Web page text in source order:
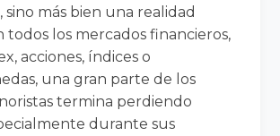
sino más bien una realidad
todos los mercados financieros,
acciones, índices o
una gran parte de los
termina perdiendo
durante sus